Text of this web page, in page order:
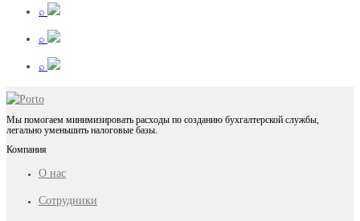
⌕
⌕
⌕
Мы помогаем минимизировать расходы по созданию бухгалтерской службы,
легально уменьшить налоговые базы.
Компания
О нас
Сотрудники